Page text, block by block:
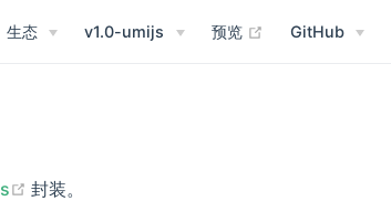
生态 v1.0-umijs 预览 (opens new
GitHub
(opens new window)
封装。